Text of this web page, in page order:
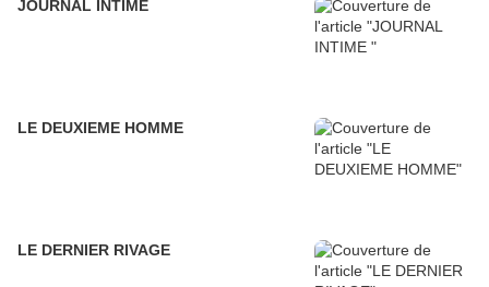
JOURNAL INTIME
LE DEUXIEME HOMME
LE DERNIER RIVAGE